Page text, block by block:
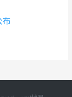
布